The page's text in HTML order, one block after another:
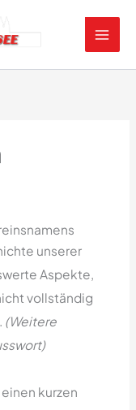
unserer
Aspekte,
vollständig
(Weitere
kurzen